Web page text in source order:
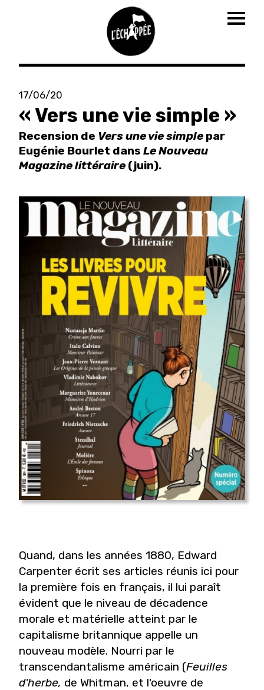
Aller
contenu
principal
17/06/20
« Vers une vie simple »
Recension de Vers une vie simple par
Eugénie Bourlet dans Le Nouveau
Magazine littéraire (juin).
Quand, dans les années 1880, Edward
Carpenter écrit ses articles réunis ici pour
la première fois en français, il lui paraît
évident que le niveau de décadence
morale et matérielle atteint par le
capitalisme britannique appelle un
nouveau modèle. Nourri par le
transcendantalisme américain (Feuilles
d'herbe, de Whitman, et l'oeuvre de